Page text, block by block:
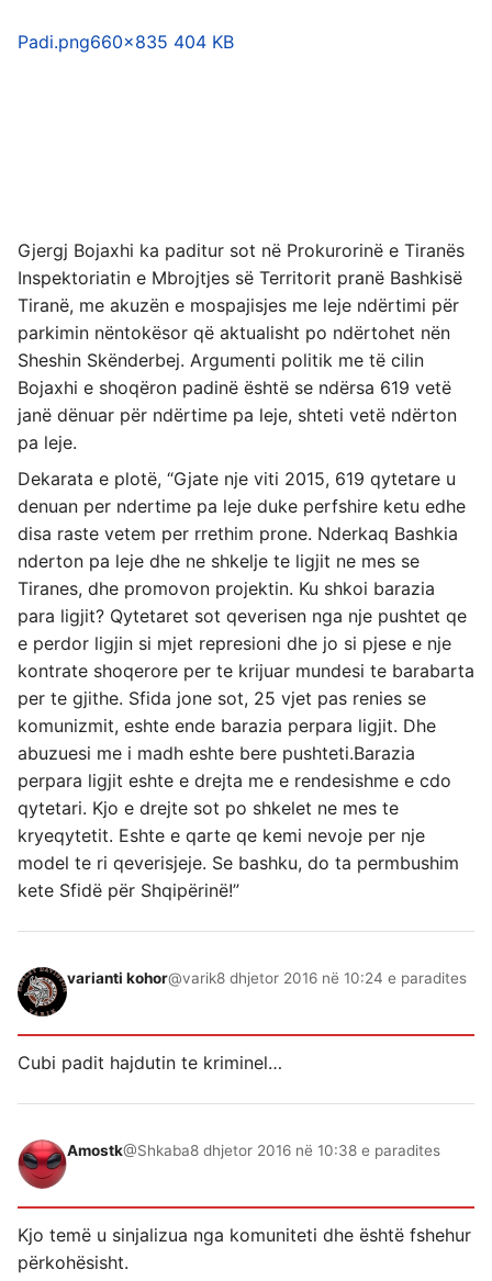
Padi.png660×835 404 KB
Gjergj Bojaxhi ka paditur sot në Prokurorinë e Tiranës
Inspektoriatin e Mbrojtjes së Territorit pranë Bashkisë
Tiranë, me akuzën e mospajisjes me leje ndërtimi për
parkimin nëntokësor që aktualisht po ndërtohet nën
Sheshin Skënderbej. Argumenti politik me të cilin
Bojaxhi e shoqëron padinë është se ndërsa 619 vetë
janë dënuar për ndërtime pa leje, shteti vetë ndërton
pa leje.
Dekarata e plotë, “Gjate nje viti 2015, 619 qytetare u
denuan per ndertime pa leje duke perfshire ketu edhe
disa raste vetem per rrethim prone. Nderkaq Bashkia
nderton pa leje dhe ne shkelje te ligjit ne mes se
Tiranes, dhe promovon projektin. Ku shkoi barazia
para ligjit? Qytetaret sot qeverisen nga nje pushtet qe
e perdor ligjin si mjet represioni dhe jo si pjese e nje
kontrate shoqerore per te krijuar mundesi te barabarta
per te gjithe. Sfida jone sot, 25 vjet pas renies se
komunizmit, eshte ende barazia perpara ligjit. Dhe
abuzuesi me i madh eshte bere pushteti.Barazia
perpara ligjit eshte e drejta me e rendesishme e cdo
qytetari. Kjo e drejte sot po shkelet ne mes te
kryeqytetit. Eshte e qarte qe kemi nevoje per nje
model te ri qeverisjeje. Se bashku, do ta permbushim
kete Sfidë për Shqipërinë!”
varianti kohor@varik8 dhjetor 2016 në 10:24 e paradites
Cubi padit hajdutin te kriminel…
Amostk@Shkaba8 dhjetor 2016 në 10:38 e paradites
Kjo temë u sinjalizua nga komuniteti dhe është fshehur
përkohësisht.